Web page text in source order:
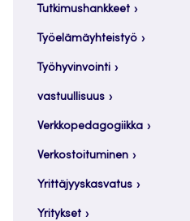
Tutkimushankkeet
Työelämäyhteistyö
Työhyvinvointi
vastuullisuus
Verkkopedagogiikka
Verkostoituminen
Yrittäjyyskasvatus
Yritykset